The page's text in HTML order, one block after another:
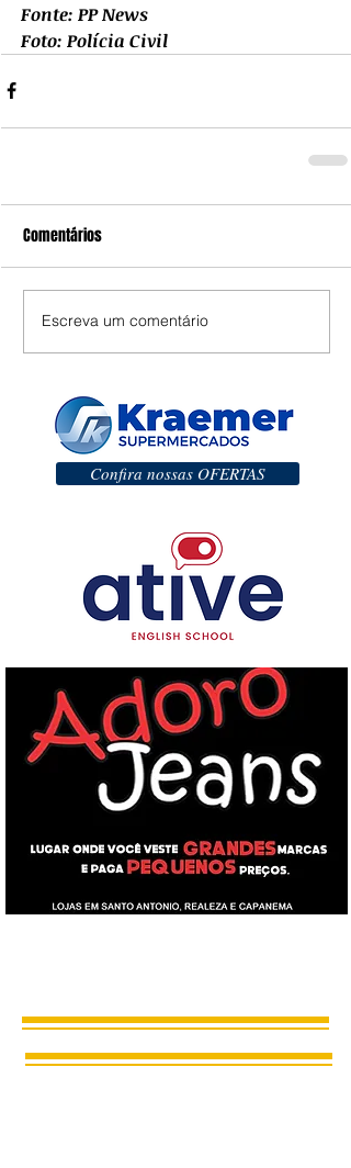
Fonte: PP News
Foto: Polícia Civil
Comentários
Escreva um comentário
Confira nossas OFERTAS